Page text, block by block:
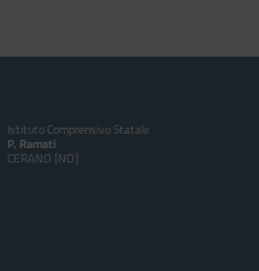
Istituto Comprensivo Statale
P. Ramati
CERANO [NO]